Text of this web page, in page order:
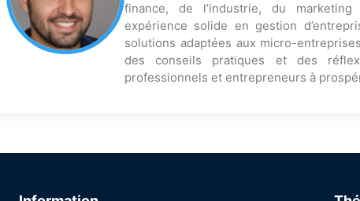
finance, de l’industrie, du
expérience solide en gestion
solutions adaptées aux micro-
des conseils pratiques et des
professionnels et entrepreneurs à